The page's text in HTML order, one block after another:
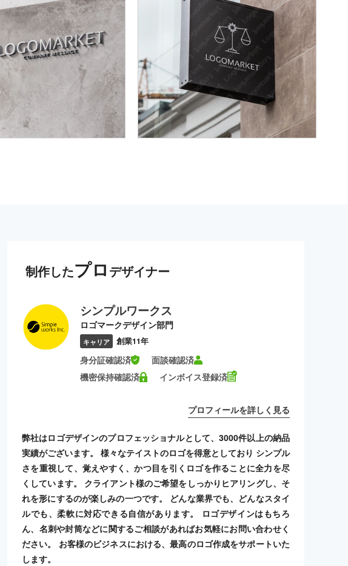
制作したプロ デザイナー
シンプルワークス
ロゴマークデザイン部門
キャリア 創業11年
身分証確認済
面談確認済
機密保持確認済
インボイス登録済
プロフィールを詳しく見る
弊社はロゴデザインのプロフェッショナルとして、3000件以上の納品
実績がございます。 様々なテイストのロゴを得意としており シンプル
さを重視して、覚えやすく、かつ目を引くロゴを作ることに全力を尽
くしています。 クライアント様のご希望をしっかりヒアリングし、そ
れを形にするのが楽しみの一つです。 どんな業界でも、どんなスタイ
ルでも、柔軟に対応できる自信があります。 ロゴデザインはもちろ
ん、名刺や封筒などに関するご相談があればお気軽にお問い合わせく
ださい。 お客様のビジネスにおける、最高のロゴ作成をサポートいた
します。